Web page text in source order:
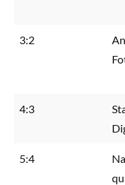
3:2
4:3
5:4